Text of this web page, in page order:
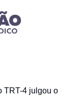
TRT-4 julgou o